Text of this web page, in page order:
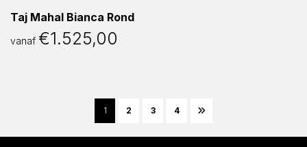
Taj Mahal Bianca Rond
vanaf €1.525,00
1 2 3 4